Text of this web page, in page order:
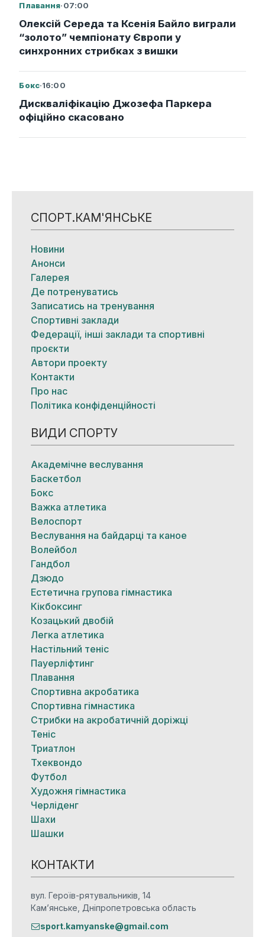
Плавання·07:00
Олексій Середа та Ксенія Байло виграли
“золото” чемпіонату Європи у
синхронних стрибках з вишки
Бокс·16:00
Дискваліфікацію Джозефа Паркера
офіційно скасовано
СПОРТ.КАМ'ЯНСЬКЕ
Новини
Анонси
Галерея
Де потренуватись
Записатись на тренування
Спортивні заклади
Федерації, інші заклади та спортивні
проєкти
Автори проекту
Контакти
Про нас
Політика конфіденційності
ВИДИ СПОРТУ
Академічне веслування
Баскетбол
Бокс
Важка атлетика
Велоспорт
Веслування на байдарці та каное
Волейбол
Гандбол
Дзюдо
Естетична групова гімнастика
Кікбоксинг
Козацький двобій
Легка атлетика
Настільний теніс
Пауерліфтинг
Плавання
Спортивна акробатика
Спортивна гімнастика
Стрибки на акробатичній доріжці
Теніс
Триатлон
Тхеквондо
Футбол
Художня гімнастика
Черліденг
Шахи
Шашки
КОНТАКТИ
вул. Героїв-рятувальників, 14
Кам’янське, Дніпропетровська область
sport.kamyanske@gmail.com